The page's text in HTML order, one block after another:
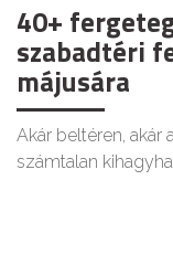
40+
szabadtéri
májusára
Akár beltéren, akár
számtalan